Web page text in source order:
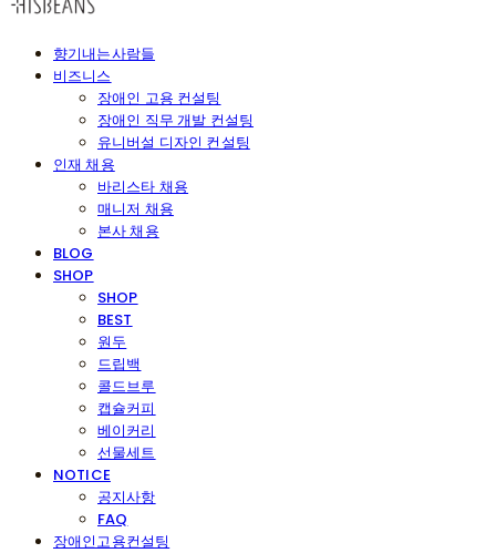
향기내는사람들
비즈니스
장애인 고용 컨설팅
장애인 직무 개발 컨설팅
유니버설 디자인 컨설팅
인재 채용
바리스타 채용
매니저 채용
본사 채용
BLOG
SHOP
SHOP
BEST
원두
드립백
콜드브루
캡슐커피
베이커리
선물세트
NOTICE
공지사항
FAQ
장애인고용컨설팅